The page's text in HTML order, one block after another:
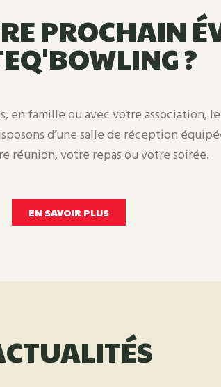
PROCHAIN
?
en famille ou avec votre association,
d’une salle de réception
réunion, votre repas ou votre soirée.
EN SAVOIR PLUS